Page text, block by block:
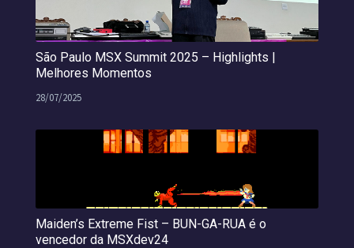
São Paulo MSX Summit 2025 – Highlights |
Melhores Momentos
28/07/2025
Maiden’s Extreme Fist – BUN-GA-RUA é o
vencedor da MSXdev24